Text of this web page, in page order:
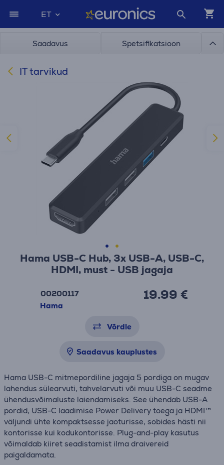
ET
Saadavus Spetsifikatsioon
IT tarvikud
Hama USB-C Hub, 3x USB-A, USB-C,
HDMI, must - USB jagaja
00200117
Hama
19.99 €
Võrdle
Saadavus kauplustes
Hama USB-C mitmepordiline jagaja 5 pordiga on mugav
lahendus sülearvuti, tahvelarvuti või muu USB-C seadme
ühendusvõimaluste laiendamiseks. See ühendab USB-A
pordid, USB-C laadimise Power Delivery toega ja HDMI™
väljundi ühte kompaktsesse jaoturisse, sobides hästi nii
kontorisse kui kodukontorisse. Plug-and-play kasutus
võimaldab kiiret seadistamist ilma draivereid
paigaldamata.